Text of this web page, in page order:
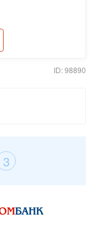
ID: 98890
3